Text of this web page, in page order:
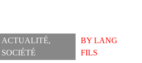
ACTUALITÉ,
SOCIÉTÉ
BY LANG
FILS